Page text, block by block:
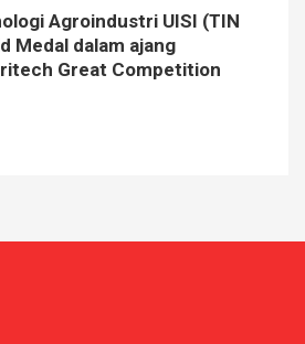
Agroindustri UISI (TIN
Medal dalam ajang
Great Competition